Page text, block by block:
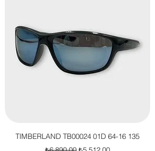
TIMBERLAND TB00024 01D 64-16 135
Normal Fiyatİndirimli Fiyat